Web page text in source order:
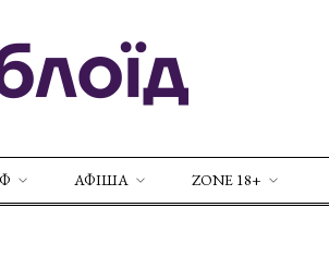
АФІША ZONE 18+